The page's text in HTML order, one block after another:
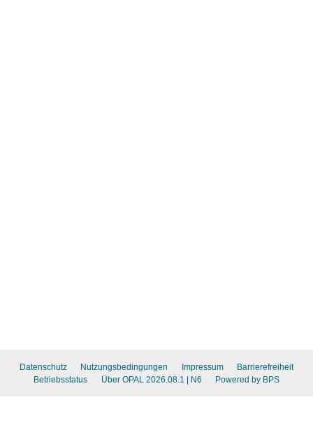
Datenschutz Nutzungsbedingungen Impressum
Barrierefreiheit
Betriebsstatus
Über OPAL 2026.08.1 | N6 Powered by BPS